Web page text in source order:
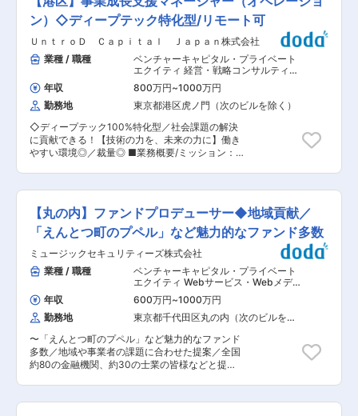
社を超える企業に投資をしています。
基盤を更に強化することがミッションです。 ■キ
ャリアパス：1人前まで6〜7年、10数年でチーム
リーダーを目指します。 ■当社の特徴： ・当社
は国の政策実施機関であり競合は存在しません。
キャピタルゲインを目的としていないため、中小
企業の成長に対して長期的にサポートすることが
できます。 ・経営支援をはじめ事業承継から人材
育成支援まで、中小企業が抱えるあらゆる課題に
対し支援できます。 ・時短制度や時差出勤制度の
活用事例があります。女性管理職もおり、性別に
関係なく活躍できる環境です。 ■入社者の声：
・中小企業の経営陣と同じ方向を向き、会社を良
ます。自分の提案の効果が得られたり、専門家と
も連携して企業課題を解決した時に大きな達成感
伺うことは非常に勉強になり、尊敬できる方々と
働くことができます。そのような経営者の方から
「ありがとう」と言われた時の喜びは大きいで
す。
す。新規事業やＭ＆Ａ、後継者等に関する相談も
あります。 （2）優良中堅企業を探し、資本政策
の相談にのり、出資条件をまとめ、企業審査を行
い、手続きまで行う出資業務。 ー年間100社程
度、経営者に訪問し2〜3社に対して新規出資をし
ます。出資に至るまで社長や後継者と関係構築
し、企業審査では当該企業の顧客や取引金融機関
にもヒアリングします。 ■業務のポイント： ・
当社のビジネスモデルは企業へ出資・事業支援
し、顧客の利益を最大化させ、出資した結果の配
当が当社の利益となるものです。短期的な売り上
げを上げるため指定の金融商品を売ったりする必
要はありません。当社のためではなくお客様のた
めに仕事をすることができます。 ・顧客のイメー
ミッションです。 ■キャリアパス：1人前まで6〜
7年、10数年でチームリーダーを目指します。 ■
当社の特徴： ・当社は国の政策実施機関であり競
合は存在しません。キャピタルゲインを目的とし
ていないため、中小企業の成長に対して長期的に
サポートすることができます。 ・経営支援をはじ
め事業承継から人材育成支援まで、中小企業が抱
えるあらゆる課題に対し支援できます。 ・時短制
度や時差出勤制度の活用事例があります。女性管
理職もおり、性別に関係なく活躍できる環境で
す。 ■入社者の声： ・中小企業の経営陣と同じ
方向を向き、会社を良くするにはどうすればよい
かじっくりと議論できます。自分の提案の効果が
した時に大きな達成感を得られます。 ・各業界の
優れた経営者から話を伺うことは非常に勉強にな
ン）◇ディープテック特化型/リモート可
ＵｎｔｒｏＤ Ｃａｐｉｔａｌ Ｊａｐａｎ株式会社
業種 / 職種
ベンチャーキャピタル・プライベート
エクイティ 経営・戦略コンサルティン
グ, 公開・引受 戦略・経営コンサルタ
ント
年収 800万円~1000万円
勤務地
東京都港区虎ノ門（次のビルを除く）
◇ディープテック100%特化型／社会課題の解決
に貢献できる！【技術の力を、未来の力に】働き
やすい環境◎／裁量◎ ■業務概要/ミッション：
ファンドです。 当チームの支援により、スタート
アップが最速・最大で成長させることがミッショ
ン。 グロースマネージャー（キャピタリスト）、
スタートアップの経営チームと協議・連携しなが
ら、経営状況（事業・財務・組織）の分析・分析
結果に基づく支援計画と目標KPIの策定・計画の
実行までを遂行頂きます。投資実行後のみなら
ず、投資検討時の事業性評価も実施頂きます。 ■
業務内容詳細： ◇対象フェーズ 主にシード（研
究開発段階）からミドル（PMFと拡販体制の整
備）まで。 稀にIPO前の売上・利益拡張フェーズ
も対象となる ◇主な業務 ・状況分析（事業・財
務・組織）と課題・成長ドライバーの抽出 ・成長
戦略の策定と実行計画と目標KPI策定 ＊スター
トアップ・グロースマネージャーをリードして合
意形成を図る ＊Pivot、事業の整理・統合も必
【丸の内】ファンドプロデューサー◆地域貢献／
「えんとつ町のプペル」など魅力的なファンド多数
ミュージックセキュリティーズ株式会社
業種 / 職種
ベンチャーキャピタル・プライベート
エクイティ Webサービス・Webメディ
ア（EC・ポータル・ソーシャル）
融法人営業 広告・メディア法人営業
（既存・ルートセールス中心） 融資審
年収 600万円~1000万円
勤務地
東京都千代田区丸の内（次のビルを除
〜「えんとつ町のプペル」など魅力的なファンド
多数／地域や事業者の課題に合わせた提案／全国
約80の金融機関、約30の士業の皆様などと提携
例のない取り組みに挑戦したい方 ■業務内容：